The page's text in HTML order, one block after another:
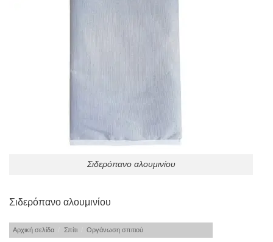
Σιδερόπανο αλουμινίου
Σιδερόπανο αλουμινίου
Αρχική σελίδα Σπίτι Οργάνωση σπιτιού